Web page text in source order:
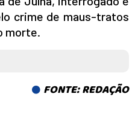
crime de maus-tratos
morte.
FONTE: REDAÇÃO